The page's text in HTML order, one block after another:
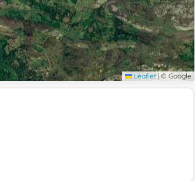
Leaflet |© Google